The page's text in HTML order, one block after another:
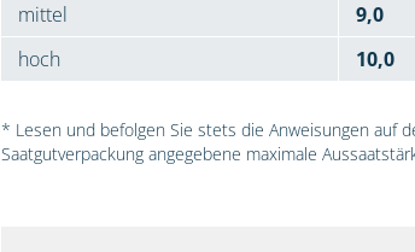
mittel
9,0
hoch
10,0
* Lesen und befolgen Sie stets die Anweisungen auf
Saatgutverpackung angegebene maximale